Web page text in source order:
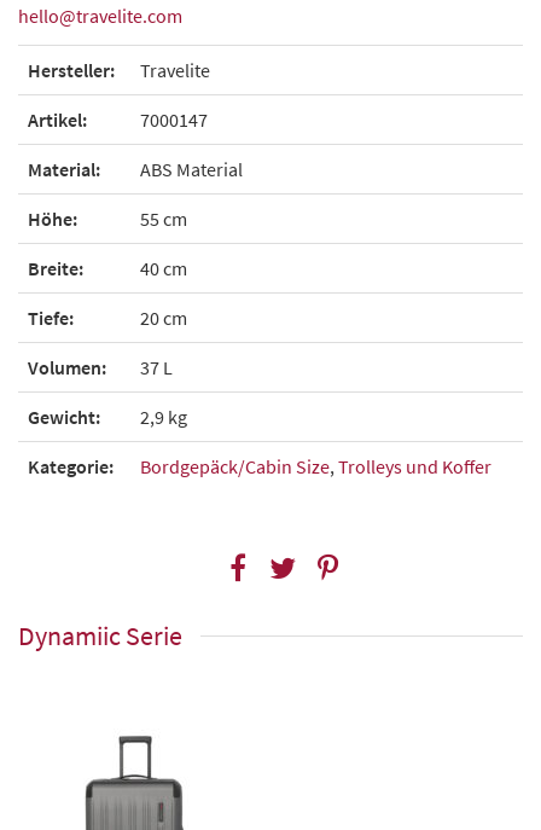
hello@travelite.com
Hersteller: Travelite
Artikel: 7000147
Material: ABS Material
Höhe: 55 cm
Breite: 40 cm
Tiefe: 20 cm
Volumen: 37 L
Gewicht: 2,9 kg
Kategorie: Bordgepäck/Cabin Size, Trolleys und Koffer
Dynamiic Serie